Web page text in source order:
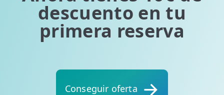
descuento en tu
primera reserva
Conseguir oferta